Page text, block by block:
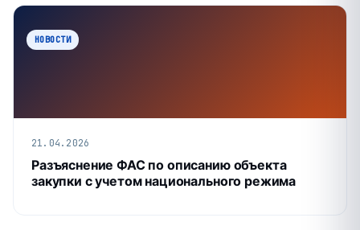
НОВОСТИ
21.04.2026
Разъяснение ФАС по описанию объекта
закупки с учетом национального режима